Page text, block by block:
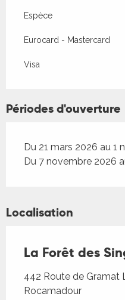
Espèce
Eurocard - Mastercard
Visa
Périodes d'ouverture
Du 21 mars 2026 au 1
Du 7 novembre 2026
Localisation
La Forêt des
442 Route de Gramat
Rocamadour